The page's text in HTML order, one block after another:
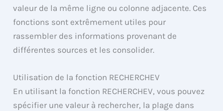
valeur de la même ligne ou colonne adjacente. Ces
fonctions sont extrêmement utiles pour
rassembler des informations provenant de
différentes sources et les consolider.
Utilisation de la fonction RECHERCHEV
En utilisant la fonction RECHERCHEV, vous pouvez
spécifier une valeur à rechercher, la plage dans